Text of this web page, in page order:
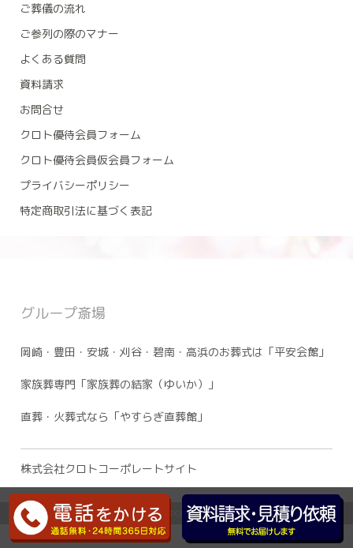
ご葬儀の流れ
ご参列の際のマナー
よくある質問
資料請求
お問合せ
クロト優待会員フォーム
クロト優待会員仮会員フォーム
プライバシーポリシー
特定商取引法に基づく表記
グループ斎場
岡崎・豊田・安城・刈谷・碧南・高浜のお葬式は「平安会館」
家族葬専門「家族葬の結家（ゆいか）」
直葬・火葬式なら「やすらぎ直葬館」
株式会社クロトコーポレートサイト
Copyright(c) CLOTHO CORPORATION. All Right Reserved.